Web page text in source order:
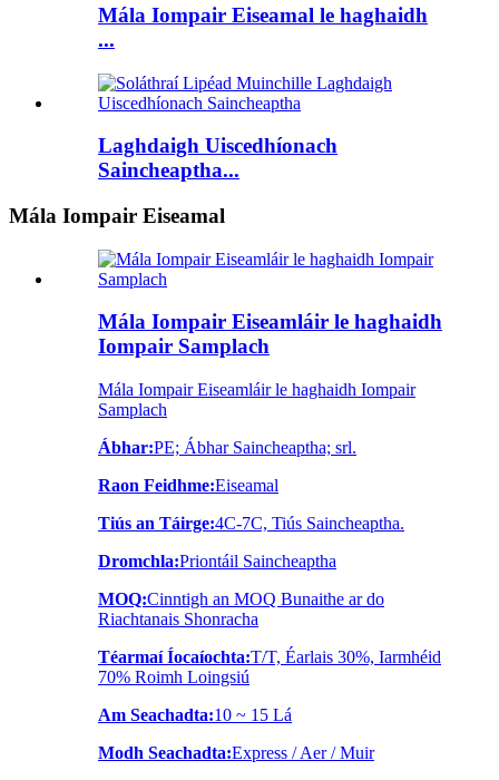
Mála Iompair Eiseamal le haghaidh
...
Laghdaigh Uiscedhíonach
Saincheaptha...
Mála Iompair Eiseamal
Mála Iompair Eiseamláir le haghaidh
Iompair Samplach
Mála Iompair Eiseamláir le haghaidh Iompair
Samplach
Ábhar:PE; Ábhar Saincheaptha; srl.
Raon Feidhme:Eiseamal
Tiús an Táirge:4C-7C, Tiús Saincheaptha.
Dromchla:Priontáil Saincheaptha
MOQ:Cinntigh an MOQ Bunaithe ar do
Riachtanais Shonracha
Téarmaí Íocaíochta:T/T, Éarlais 30%, Iarmhéid
70% Roimh Loingsiú
Am Seachadta:10 ~ 15 Lá
Modh Seachadta:Express / Aer / Muir